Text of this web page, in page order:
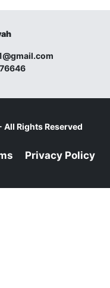
All Rights Reserved
Privacy Policy